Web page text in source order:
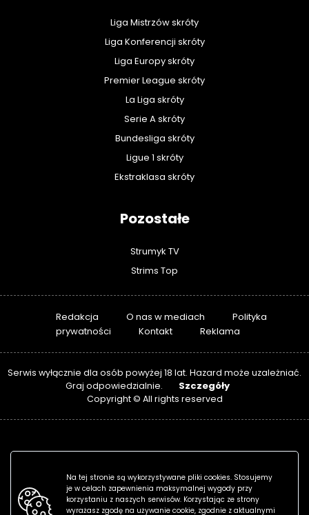
Liga Mistrzów skróty
Liga Konferencji skróty
Liga Europy skróty
Premier League skróty
La Liga skróty
Serie A skróty
Bundesliga skróty
Ligue 1 skróty
Ekstraklasa skróty
Pozostałe
Strumyk TV
Strims Top
Redakcja O nas w mediach
Polityka
prywatności
Kontakt Reklama
Serwis wyłącznie dla osób powyżej 18 lat. Hazard może uzależniać.
Graj odpowiedzialnie.
Szczegóły
Copyright © All rights reserved
Na tej stronie są wykorzystywane pliki cookies. Stosujemy
je w celach zapewnienia maksymalnej wygody przy
korzystaniu z naszych serwisów. Korzystając ze strony
wyrażasz zgodę na używanie cookie, zgodnie z aktualnymi